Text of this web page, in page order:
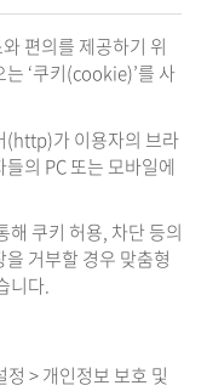
편의를 제공하기 위
‘쿠키(cookie)’를 사
(http)가 이용자의 브라
의 PC 또는 모바일에
해 쿠키 허용, 차단 등의
거부할 경우 맞춤형
니다.
> 개인정보 보호 및